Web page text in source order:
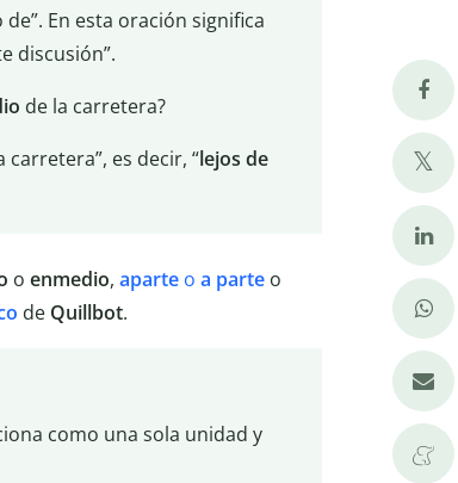
En esta oración significa
discusión”.
de la carretera?
carretera”, es decir, “lejos de
o enmedio, aparte o a parte o
de Quillbot.
como una sola unidad y